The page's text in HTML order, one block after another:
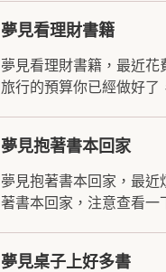
夢見看理財書籍
夢見看理財書籍，最近
旅行的預算你已經做好了
夢見抱著書本回家
夢見抱著書本回家，最
著書本回家，注意查看一
夢見桌子上好多書